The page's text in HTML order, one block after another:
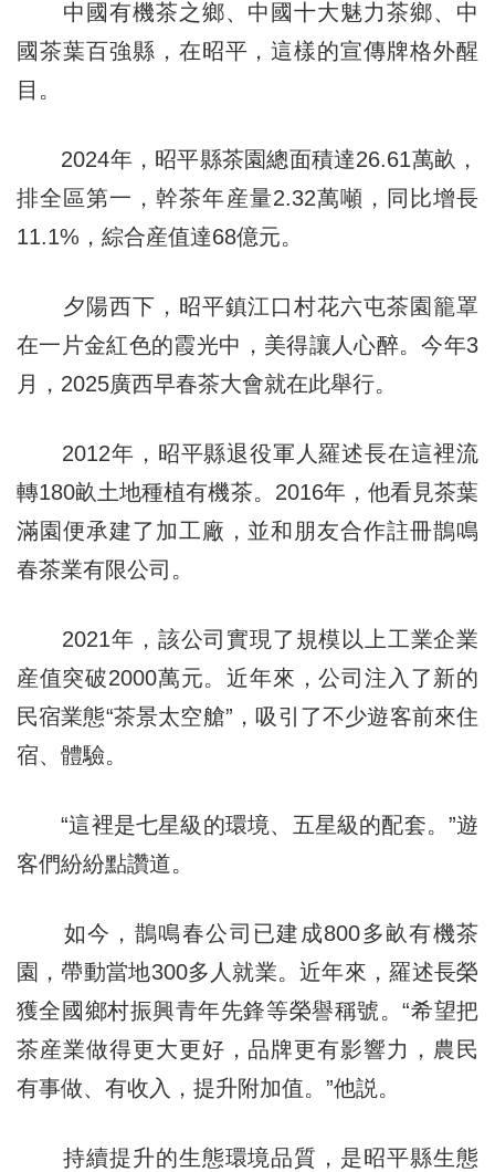
中國有機茶之鄉、中國十大魅力茶鄉、中
國茶葉百強縣，在昭平，這樣的宣傳牌格外醒
目。
2024年，昭平縣茶園總面積達26.61萬畝，
排全區第一，幹茶年産量2.32萬噸，同比增長
11.1%，綜合産值達68億元。
夕陽西下，昭平鎮江口村花六屯茶園籠罩
在一片金紅色的霞光中，美得讓人心醉。今年3
月，2025廣西早春茶大會就在此舉行。
2012年，昭平縣退役軍人羅述長在這裡流
轉180畝土地種植有機茶。2016年，他看見茶葉
滿園便承建了加工廠，並和朋友合作註冊鵲鳴
春茶業有限公司。
2021年，該公司實現了規模以上工業企業
産值突破2000萬元。近年來，公司注入了新的
民宿業態“茶景太空艙”，吸引了不少遊客前來住
宿、體驗。
“這裡是七星級的環境、五星級的配套。”遊
客們紛紛點讚道。
如今，鵲鳴春公司已建成800多畝有機茶
園，帶動當地300多人就業。近年來，羅述長榮
獲全國鄉村振興青年先鋒等榮譽稱號。“希望把
茶産業做得更大更好，品牌更有影響力，農民
有事做、有收入，提升附加值。”他説。
持續提升的生態環境品質，是昭平縣生態